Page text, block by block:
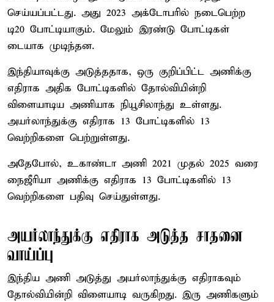
செய்யப்பட்டது. அது 2023 அக்டோபரில் நடைபெற்ற
டி20 போட்டியாகும். மேலும் இரண்டு போட்டிகள்
டையாக முடிந்தன.
இந்தியாவுக்கு அடுத்ததாக, ஒரு குறிப்பிட்ட அணிக்கு
எதிராக அதிக போட்டிகளில் தோல்வியின்றி
விளையாடிய அணியாக நியூசிலாந்து உள்ளது.
அயர்லாந்துக்கு எதிராக 13 போட்டிகளில் 13
வெற்றிகளை பெற்றுள்ளது.
அதேபோல், உகாண்டா அணி 2021 முதல் 2025 வரை
நைஜீரியா அணிக்கு எதிராக 13 போட்டிகளில் 13
வெற்றிகளை பதிவு செய்துள்ளது.
அயர்லாந்துக்கு எதிராக அடுத்த சாதனை
வாய்ப்பு
இந்திய அணி அடுத்து அயர்லாந்துக்கு எதிராகவும்
தோல்வியின்றி விளையாடி வருகிறது. இரு அணிகளும்